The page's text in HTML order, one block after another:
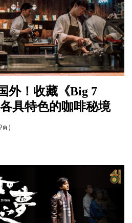
外！收藏《Big 7
具特色的咖啡秘境
）